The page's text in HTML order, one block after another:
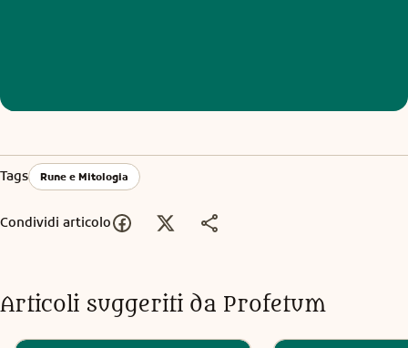
Tags Rune e Mitologia
Condividi articolo
Articoli suggeriti da Profetum